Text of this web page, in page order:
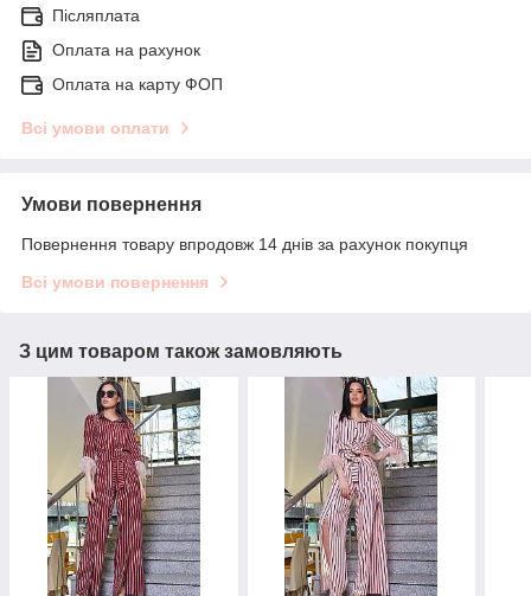
Післяплата
Оплата на рахунок
Оплата на карту ФОП
Всі умови оплати
Умови повернення
Повернення товару впродовж 14 днів за рахунок покупця
Всі умови повернення
З цим товаром також замовляють